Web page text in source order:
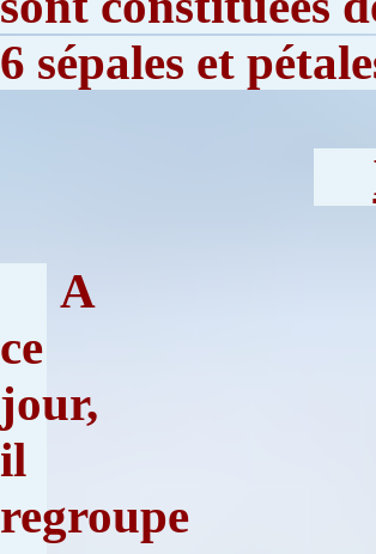
6 sépales et
A
ce
jour,
il
regroupe